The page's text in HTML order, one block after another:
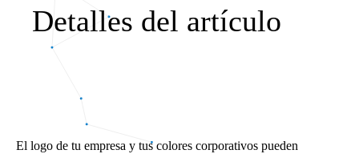
Detalles del artículo
El logo de tu empresa y tus colores corporativos pueden